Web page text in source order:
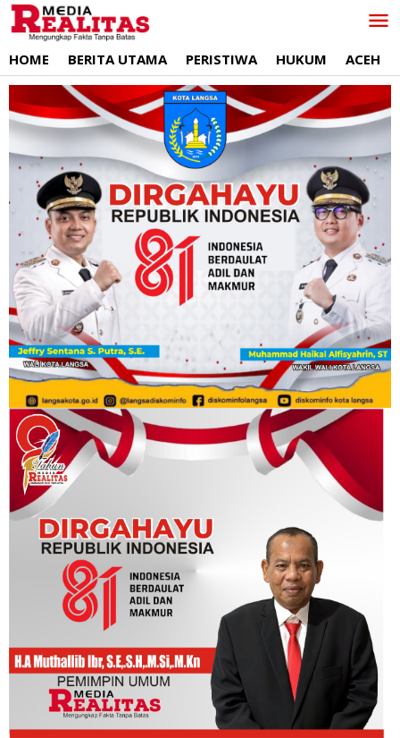
Lewati
ke
HOME BERITA UTAMA PERISTIWA HUKUM ACEH